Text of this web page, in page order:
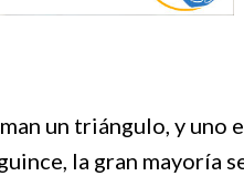
un triángulo, y uno
la gran mayoría